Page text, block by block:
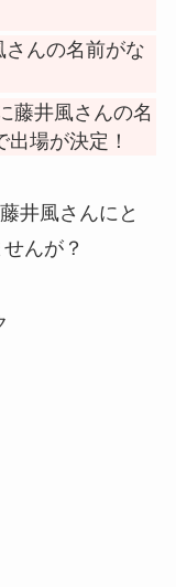
んの名前がな
藤井風さんの名
場が決定！
井風さんにと
んが？